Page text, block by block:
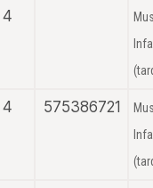
4
4 575386721